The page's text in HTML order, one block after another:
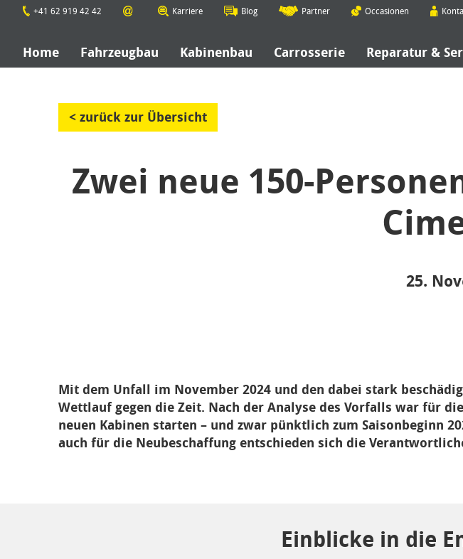
+41 62 919 42 42 Karriere Blog Partner Occasionen
Home Fahrzeugbau Kabinenbau Carrosserie Reparatur &
< zurück zur Übersicht
Zwei neue 150-
25.
Mit dem Unfall im November 2024 und den dabei stark
Wettlauf gegen die Zeit. Nach der Analyse des Vorfalls war für
neuen Kabinen starten – und zwar pünktlich zum Saisonbeginn
auch für die Neubeschaffung entschieden sich die
Einblicke in die